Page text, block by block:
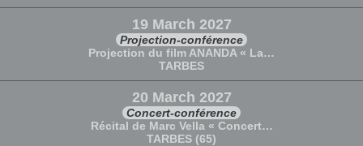
19 March 2027
Projection-conférence
Projection du film ANANDA « La…
TARBES
20 March 2027
Concert-conférence
Récital de Marc Vella « Concert…
TARBES (65)